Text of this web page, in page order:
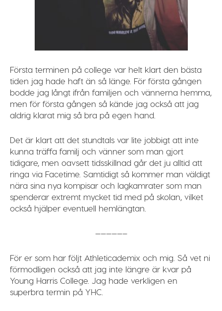
Första terminen på college var helt klart den bästa
tiden jag hade haft än så länge. För första gången
bodde jag långt ifrån familjen och vännerna hemma,
men för första gången så kände jag också att jag
aldrig klarat mig så bra på egen hand.
Det är klart att det stundtals var lite jobbigt att inte
kunna träffa familj och vänner som man gjort
tidigare, men oavsett tidsskillnad går det ju alltid att
ringa via Facetime. Samtidigt så kommer man väldigt
nära sina nya kompisar och lagkamrater som man
spenderar extremt mycket tid med på skolan, vilket
också hjälper eventuell hemlängtan.
—————–
För er som har följt Athleticademix och mig. Så vet ni
förmodligen också att jag inte längre är kvar på
Young Harris College. Jag hade verkligen en
superbra termin på YHC.